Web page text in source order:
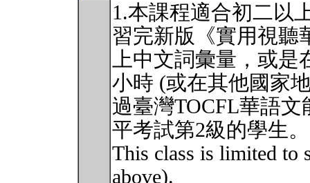
1.本課程適合初二以
習完新版《實用視聽
上中文詞彙量，或是
小時 (或在其他國家
過臺灣TOCFL華語
平考試第2級的學生。
This class is limited to
above).